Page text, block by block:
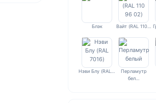
Блэк Вайт (RAL 110…
Нэви Блу (RAL…
Перламутр
бел…